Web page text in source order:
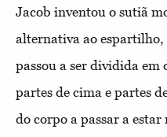
Jacob inventou o sutiã
alternativa ao
passou a ser dividida
partes de cima e partes
do corpo a passar a estar